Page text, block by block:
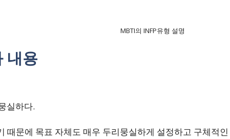
MBTI의 INFP유형 설명
내용
실하다.
때문에 목표 자체도 매우 두리뭉실하게 설정하고 구체적